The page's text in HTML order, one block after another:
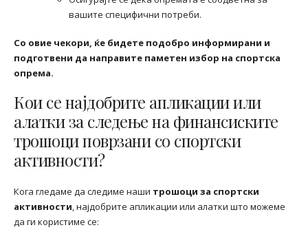
вашите специфични потреби.
Со овие чекори, ќе бидете подобро информирани и
подготвени да направите паметен избор на спортска
опрема.
Кои се најдобрите апликации или
алатки за следење на финансиските
трошоци поврзани со спортски
активности?
Кога гледаме да следиме наши трошоци за спортски
активности, најдобрите апликации или алатки што можеме
да ги користиме се: